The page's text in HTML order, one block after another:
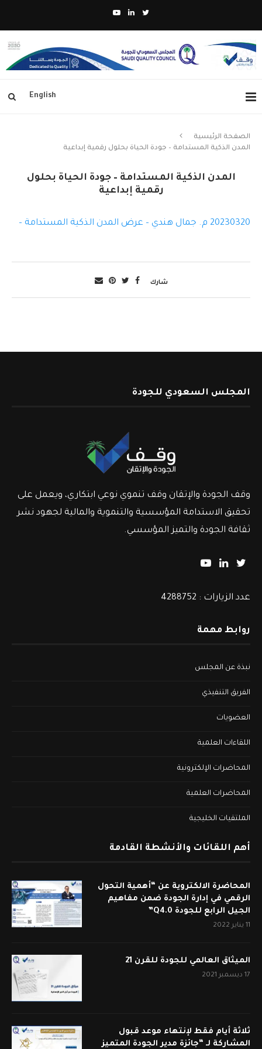
English
الصفحة الرئيسية
المدن الذكية المستدامة – جودة الحياة بحلول رقمية إبداعية
المدن الذكية المستدامة – جودة الحياة بحلول
رقمية إبداعية
20230320 م. جمال هندي – عرض المدن الذكية المستدامة –
شارك
المجلس السعودي للجودة
وقف الجودة والإتقان وقف تنموي نوعي ابتكاري، ويعمل على
تحقيق الاستدامة المؤسسية والتنموية والمالية لجهود نشر
ثقافة الجودة والتميز المؤسسي.
عدد الزيارات : 4288752
روابط مهمة
نبذة عن المجلس
الفريق التنفيذي
العضويات
اللقاءات العلمية
المحاضرات الإلكترونية
المحاضرات العلمية
الملتقيات الخليجية
أهم اللقائات والأنشطة القادمة
المحاضرة الالكتروية عن “أهمية التحول
الرقمي في إدارة الجودة ضمن مفاهيم
الجيل الرابع للجودة Q4.0”
11 يناير 2022
الميثاق العالمي للجودة للقرن 21
17 ديسمبر 2021
ثلاثة أيام فقط لإنتهاء موعد قبول
المشاركة لـ “جائزة مدير الجودة المتميز